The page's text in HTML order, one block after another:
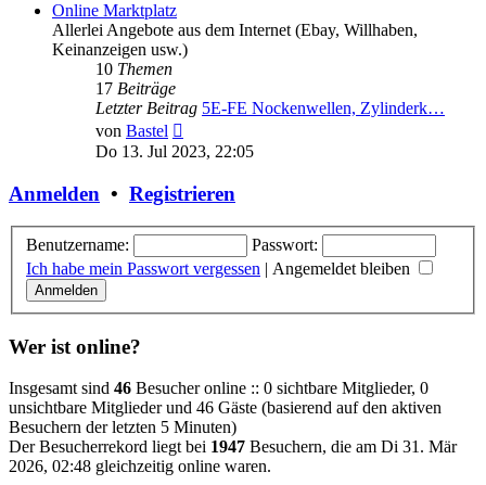
Online Marktplatz
Allerlei Angebote aus dem Internet (Ebay, Willhaben,
Keinanzeigen usw.)
10 Themen
17 Beiträge
Letzter Beitrag 5E-FE Nockenwellen, Zylinderk…
von Bastel
Beitrag
Do 13. Jul 2023, 22:05
Anmelden • Registrieren
Benutzername:
Passwort:
Ich habe mein Passwort vergessen | Angemeldet bleiben
Wer ist online?
Insgesamt sind 46 Besucher online :: 0 sichtbare Mitglieder, 0
unsichtbare Mitglieder und 46 Gäste (basierend auf den aktiven
Besuchern der letzten 5 Minuten)
Der Besucherrekord liegt bei 1947 Besuchern, die am Di 31. Mär
2026, 02:48 gleichzeitig online waren.